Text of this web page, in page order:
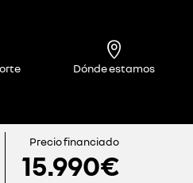
Dónde estamos
Precio financiado
15.990€